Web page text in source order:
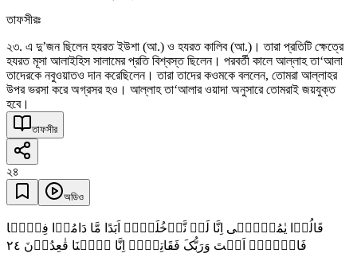
তাফসীরঃ
২৩. এ দু’জন ছিলেন হযরত ইউশা (আ.) ও হযরত কালিব (আ.)। তারা প্রতিটি ক্ষেত্রে
হযরত মূসা আলাইহিস সালামের প্রতি বিশ্বস্ত ছিলেন। পরবর্তী কালে আল্লাহ তা‘আলা
তাদেরকে নবুওয়াতও দান করেছিলেন। তারা তাদের কওমকে বললেন, তোমরা আল্লাহর
উপর ভরসা করে অগ্রসর হও। আল্লাহ তা‘আলার ওয়াদা অনুসারে তোমরাই জয়যুক্ত
হবে।
তাফসীর
২৪
অডিও
قَالُوۡا یٰمُوۡسٰۤی اِنَّا لَنۡ نَّدۡخُلَہَاۤ اَبَدًا مَّا دَامُوۡا فِیۡہَا
فَاذۡہَبۡ اَنۡتَ وَرَبُّکَ فَقَاتِلَاۤ اِنَّا ہٰہُنَا قٰعِدُوۡنَ ٢٤